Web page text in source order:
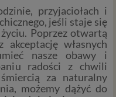
przyjaciołach i
jeśli staje się
Poprzez otwartą
własnych
nasze obawy i
radości z chwili
za naturalny
możemy dążyć do